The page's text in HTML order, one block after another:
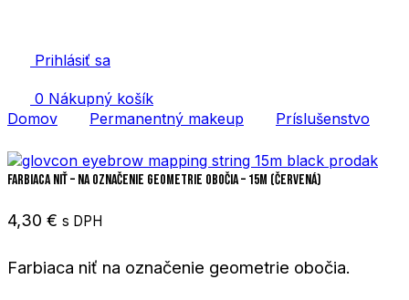
Prihlásiť sa
0 Nákupný košík
Domov
Permanentný makeup Príslušenstvo
Farbiaca niť – na označenie geometrie obočia – 15m (červená)
4,30 € s DPH
Farbiaca niť na označenie geometrie obočia.